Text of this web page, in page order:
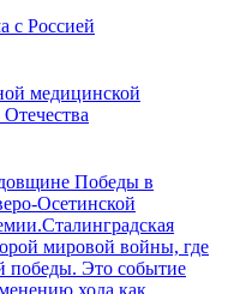
с Россией
медицинской
Победы в
Осетинской
мировой войны, где
победы. Это событие
хода как